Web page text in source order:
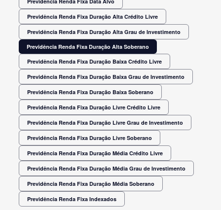
Previdência Renda Fixa Duração Alta Crédito Livre
Previdência Renda Fixa Duração Alta Grau de Investimento
Previdência Renda Fixa Duração Alta Soberano
Previdência Renda Fixa Duração Baixa Crédito Livre
Previdência Renda Fixa Duração Baixa Grau de Investimento
Previdência Renda Fixa Duração Baixa Soberano
Previdência Renda Fixa Duração Livre Crédito Livre
Previdência Renda Fixa Duração Livre Grau de Investimento
Previdência Renda Fixa Duração Livre Soberano
Previdência Renda Fixa Duração Média Crédito Livre
Previdência Renda Fixa Duração Média Grau de Investimento
Previdência Renda Fixa Duração Média Soberano
Previdência Renda Fixa Indexados